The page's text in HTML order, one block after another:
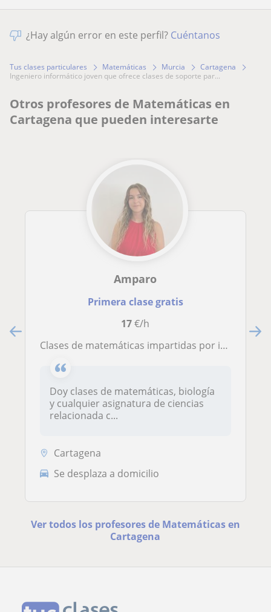
¿Hay algún error en este perfil? Cuéntanos
Tus clases particulares Matemáticas Murcia
Cartagena
ingeniero informático joven que ofrece clases de soporte par...
Otros profesores de Matemáticas en
Cartagena que pueden interesarte
Amparo
Primera clase gratis
17€/h
Clases de matemáticas impartidas por ingeniera con más de 10 años de experiencia en clases particulares y academia. En Cartagena y La Manga
Doy clases de matemáticas, biología
y cualquier asignatura de ciencias
relacionada c...
Cartagena
Se desplaza a domicilio
Ver todos los profesores de Matemáticas en
Cartagena